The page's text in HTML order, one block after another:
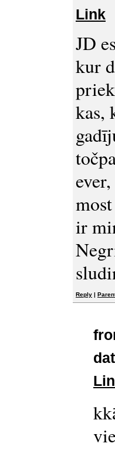
Link
JD
kur
kas,
ir
Reply |